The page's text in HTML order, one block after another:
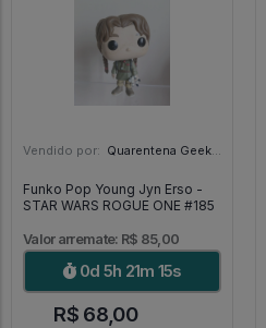
Vendido por: Quarentena Geek Store - SP
Funko Pop Young Jyn Erso -
STAR WARS ROGUE ONE #185
Valor arremate: R$ 85,00
0d 5h 21m 13s
R$ 68,00